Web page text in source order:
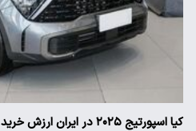
کیا اسپورتیج ۲۰۲۵ در ایران ارزش خرید دارد؟